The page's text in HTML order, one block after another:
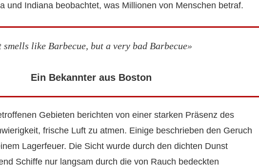
und Indiana beobachtet, was Millionen von Menschen betraf.
smells like Barbecue, but a very bad Barbecue»
Ein Bekannter aus Boston
Gebieten berichten von einer starken Präsenz des
frische Luft zu atmen. Einige beschrieben den Geruch
Lagerfeuer. Die Sicht wurde durch den dichten Dunst
Schiffe nur langsam durch die von Rauch bedeckten